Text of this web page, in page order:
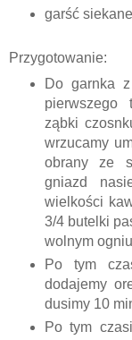
garść
Przygotowanie:
Do garnka
pierwszego
ząbki
wrzucamy
obrany ze
gniazd
wielkości
3/4 butelki
wolnym
Po tym
dodajemy
dusimy 10
Po tym